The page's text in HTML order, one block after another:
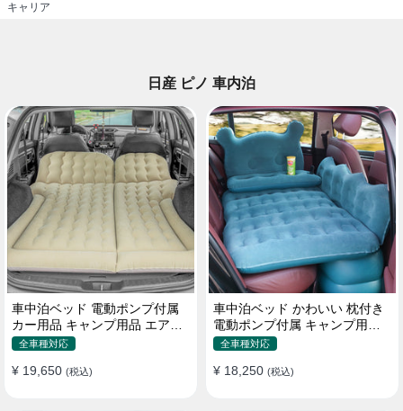
キャリア
日産 ピノ 車内泊
車中泊ベッド 電動ポンプ付属
カー用品 キャンプ用品 エアー
ベッド SUV車 普通車適用
全車種対応
¥ 19,650 (税込)
車中泊ベッド かわいい 枕付き
電動ポンプ付属 キャンプ用品
全車種対応
¥ 18,250 (税込)